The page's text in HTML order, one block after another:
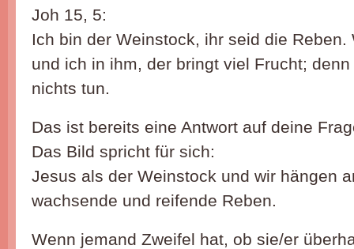
Joh 15, 5:
Ich bin der Weinstock, ihr seid die Reben.
und ich in ihm, der bringt viel Frucht;
nichts tun.
Das ist bereits eine Antwort auf deine
Das Bild spricht für sich:
Jesus als der Weinstock und wir hängen
wachsende und reifende Reben.
Wenn jemand Zweifel hat, ob sie/er